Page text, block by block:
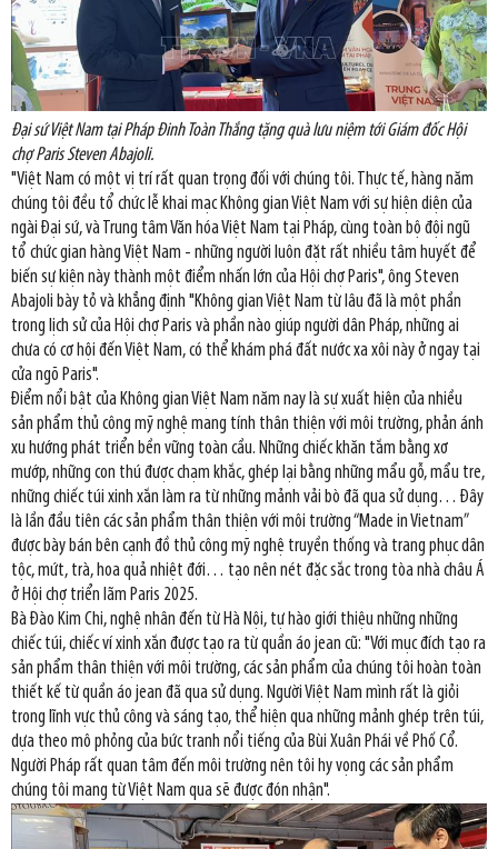
Đại sứ Việt Nam tại Pháp Đinh Toàn Thắng tặng quà lưu niệm tới Giám đốc Hội
chợ Paris Steven Abajoli.
"Việt Nam có một vị trí rất quan trọng đối với chúng tôi. Thực tế, hàng năm
chúng tôi đều tổ chức lễ khai mạc Không gian Việt Nam với sự hiện diện của
ngài Đại sứ, và Trung tâm Văn hóa Việt Nam tại Pháp, cùng toàn bộ đội ngũ
tổ chức gian hàng Việt Nam - những người luôn đặt rất nhiều tâm huyết để
biến sự kiện này thành một điểm nhấn lớn của Hội chợ Paris", ông Steven
Abajoli bày tỏ và khẳng định "Không gian Việt Nam từ lâu đã là một phần
trong lịch sử của Hội chợ Paris và phần nào giúp người dân Pháp, những ai
chưa có cơ hội đến Việt Nam, có thể khám phá đất nước xa xôi này ở ngay tại
cửa ngõ Paris".
Điểm nổi bật của Không gian Việt Nam năm nay là sự xuất hiện của nhiều
sản phẩm thủ công mỹ nghệ mang tính thân thiện với môi trường, phản ánh
xu hướng phát triển bền vững toàn cầu. Những chiếc khăn tắm bằng xơ
mướp, những con thú được chạm khắc, ghép lại bằng những mẩu gỗ, mẩu tre,
những chiếc túi xinh xắn làm ra từ những mảnh vải bò đã qua sử dụng… Đây
là lần đầu tiên các sản phẩm thân thiện với môi trường “Made in Vietnam”
được bày bán bên cạnh đồ thủ công mỹ nghệ truyền thống và trang phục dân
tộc, mứt, trà, hoa quả nhiệt đới… tạo nên nét đặc sắc trong tòa nhà châu Á
ở Hội chợ triển lãm Paris 2025.
Bà Đào Kim Chi, nghệ nhân đến từ Hà Nội, tự hào giới thiệu những những
chiếc túi, chiếc ví xinh xắn được tạo ra từ quần áo jean cũ: "Với mục đích tạo ra
sản phẩm thân thiện với môi trường, các sản phẩm của chúng tôi hoàn toàn
thiết kế từ quần áo jean đã qua sử dụng. Người Việt Nam mình rất là giỏi
trong lĩnh vực thủ công và sáng tạo, thể hiện qua những mảnh ghép trên túi,
dựa theo mô phỏng của bức tranh nổi tiếng của Bùi Xuân Phái về Phố Cổ.
Người Pháp rất quan tâm đến môi trường nên tôi hy vọng các sản phẩm
chúng tôi mang từ Việt Nam qua sẽ được đón nhận".